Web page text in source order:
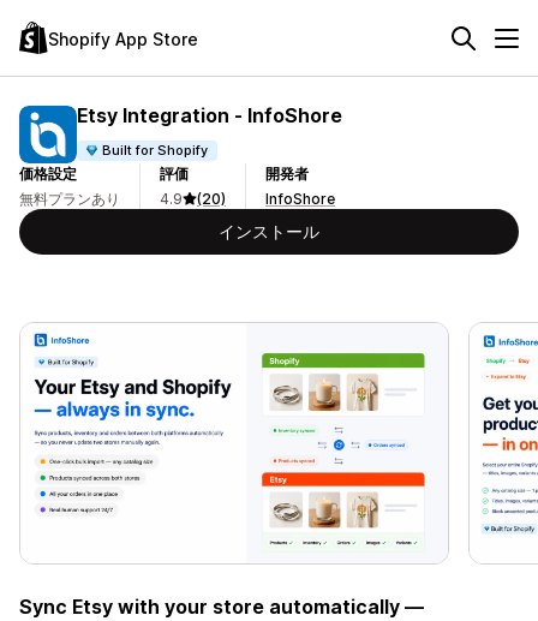
Shopify App Store
Etsy Integration ‑ InfoShore
Built for Shopify
価格設定
無料プランあり
評価
4.9
(20)
開発者
InfoShore
インストール
Sync Etsy with your store automatically —